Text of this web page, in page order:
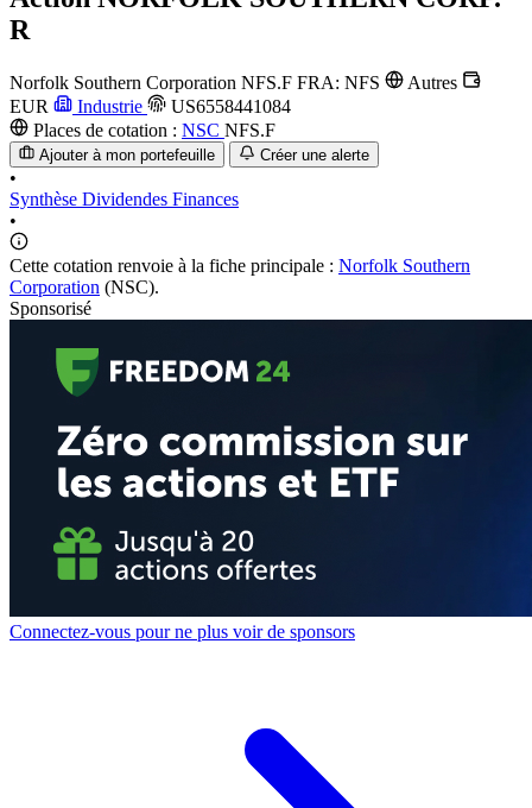
R
Norfolk Southern Corporation NFS.F FRA: NFS
Autres
EUR
Industrie
US6558441084
Places de cotation : NSC NFS.F
Ajouter à mon portefeuille Créer une alerte
•
Synthèse Dividendes Finances
•
Cette cotation renvoie à la fiche principale : Norfolk Southern
Corporation (NSC).
Sponsorisé
Connectez-vous pour ne plus voir de sponsors